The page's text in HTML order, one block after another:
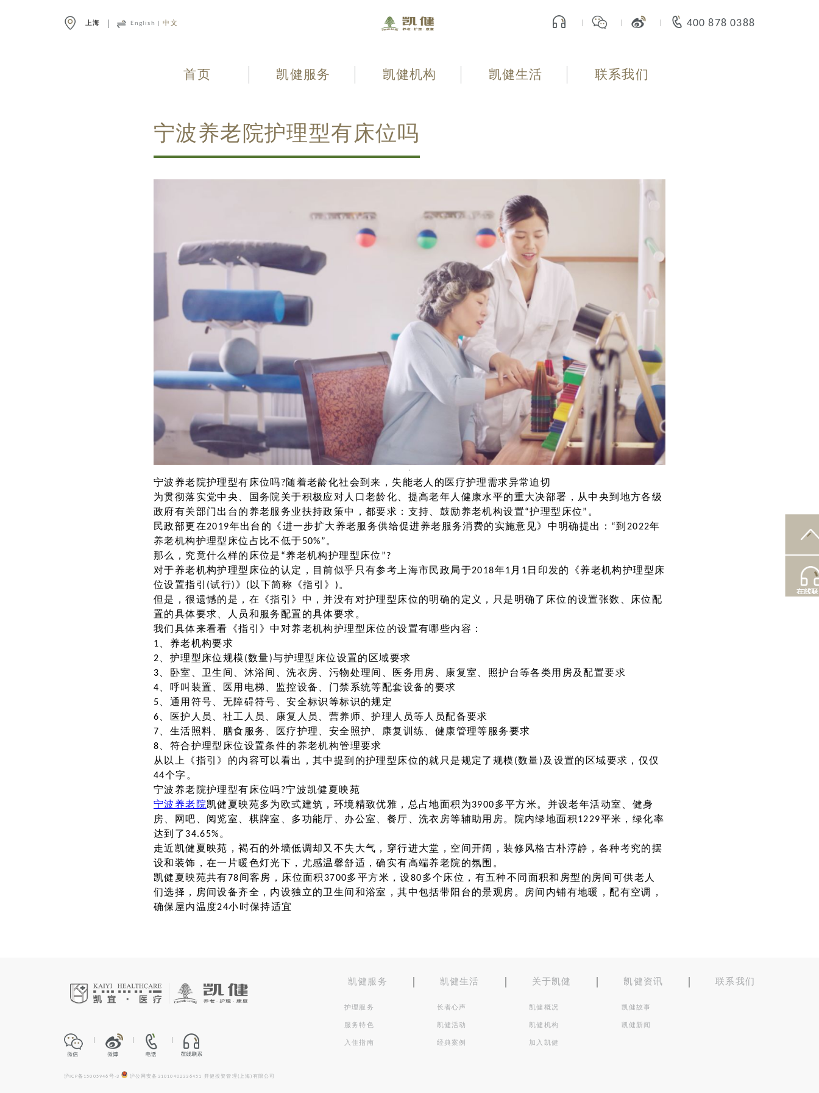
上海 English |中文 400 878 0388
首页 凯健服务 凯健机构 凯健生活 联系我们
宁波养老院护理型有床位吗
宁波养老院护理型有床位吗?随着老龄化社会到来，失能老人的医疗护理需求异常迫切
为贯彻落实党中央、国务院关于积极应对人口老龄化、提高老年人健康水平的重大决部署，从中央到地方各级
政府有关部门出台的养老服务业扶持政策中，都要求：支持、鼓励养老机构设置“护理型床位”。
民政部更在2019年出台的《进一步扩大养老服务供给促进养老服务消费的实施意见》中明确提出：“到2022年
养老机构护理型床位占比不低于50%”。
那么，究竟什么样的床位是“养老机构护理型床位”?
对于养老机构护理型床位的认定，目前似乎只有参考上海市民政局于2018年1月1日印发的《养老机构护理型床
位设置指引(试行)》(以下简称《指引》)。
但是，很遗憾的是，在《指引》中，并没有对护理型床位的明确的定义，只是明确了床位的设置张数、床位配
置的具体要求、人员和服务配置的具体要求。
我们具体来看看《指引》中对养老机构护理型床位的设置有哪些内容：
1、养老机构要求
2、护理型床位规模(数量)与护理型床位设置的区域要求
3、卧室、卫生间、沐浴间、洗衣房、污物处理间、医务用房、康复室、照护台等各类用房及配置要求
4、呼叫装置、医用电梯、监控设备、门禁系统等配套设备的要求
5、通用符号、无障碍符号、安全标识等标识的规定
6、医护人员、社工人员、康复人员、营养师、护理人员等人员配备要求
7、生活照料、膳食服务、医疗护理、安全照护、康复训练、健康管理等服务要求
8、符合护理型床位设置条件的养老机构管理要求
从以上《指引》的内容可以看出，其中提到的护理型床位的就只是规定了规模(数量)及设置的区域要求，仅仅
44个字。
宁波养老院护理型有床位吗?宁波凯健夏映苑
宁波养老院凯健夏映苑多为欧式建筑，环境精致优雅，总占地面积为3900多平方米。并设老年活动室、健身
房、网吧、阅览室、棋牌室、多功能厅、办公室、餐厅、洗衣房等辅助用房。院内绿地面积1229平米，绿化率
达到了34.65%。
走近凯健夏映苑，褐石的外墙低调却又不失大气，穿行进大堂，空间开阔，装修风格古朴淳静，各种考究的摆
设和装饰，在一片暖色灯光下，尤感温馨舒适，确实有高端养老院的氛围。
凯健夏映苑共有78间客房，床位面积3700多平方米，设80多个床位，有五种不同面积和房型的房间可供老人
们选择，房间设备齐全，内设独立的卫生间和浴室，其中包括带阳台的景观房。房间内铺有地暖，配有空调，
确保屋内温度24小时保持适宜
沪ICP备15005946号-3 沪公网安备31010402336451 开健投资管理(上海)有限公司
凯健服务 凯健生活 关于凯健 凯健资讯 联系我们
护理服务
服务特色
入住指南
长者心声
凯健活动
经典案例
凯健概况
凯健机构
加入凯健
凯健故事
凯健新闻